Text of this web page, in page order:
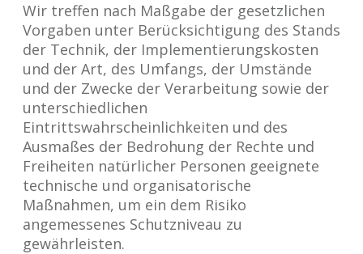
Wir treffen nach Maßgabe der gesetzlichen
Vorgaben unter Berücksichtigung des Stands
der Technik, der Implementierungskosten
und der Art, des Umfangs, der Umstände
und der Zwecke der Verarbeitung sowie der
unterschiedlichen
Eintrittswahrscheinlichkeiten und des
Ausmaßes der Bedrohung der Rechte und
Freiheiten natürlicher Personen geeignete
technische und organisatorische
Maßnahmen, um ein dem Risiko
angemessenes Schutzniveau zu
gewährleisten.